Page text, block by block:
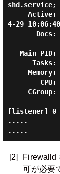
shd.service;
4-29
[listener] 0
.....
[2]
Firewalld
可が必要